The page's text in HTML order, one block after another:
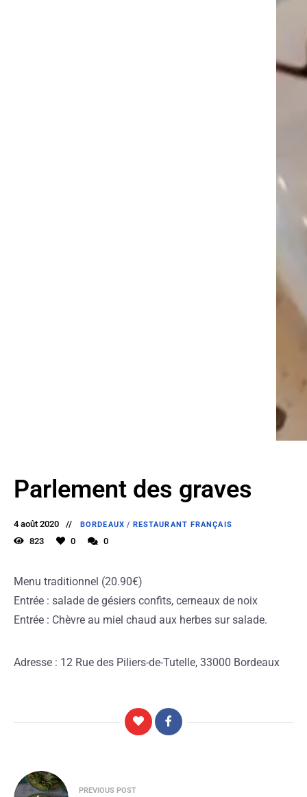
Parlement des graves
4 août 2020 BORDEAUX / RESTAURANT FRANÇAIS
823 0 0
Menu traditionnel (20.90€)
Entrée : salade de gésiers confits, cerneaux de noix
Entrée : Chèvre au miel chaud aux herbes sur salade.
Adresse : 12 Rue des Piliers-de-Tutelle, 33000 Bordeaux
PREVIOUS POST